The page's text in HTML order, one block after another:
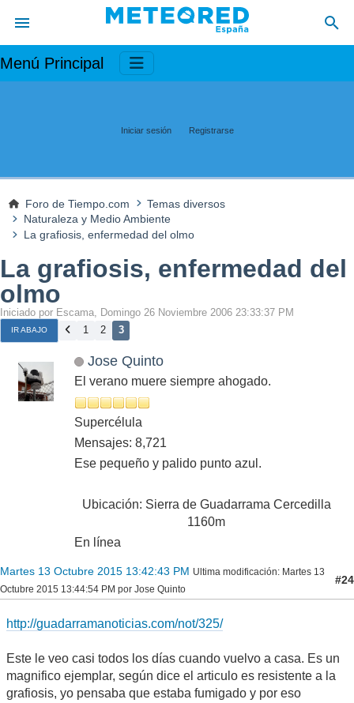
Menú Principal
Iniciar sesión Registrarse
Foro de Tiempo.com
Temas diversos
Naturaleza y Medio Ambiente
La grafiosis, enfermedad del olmo
La grafiosis, enfermedad del
olmo
Iniciado por Escama, Domingo 26 Noviembre 2006 23:33:37 PM
IR ABAJO 1 2 3
Jose Quinto
El verano muere siempre ahogado.
Supercélula
Mensajes: 8,721
Ese pequeño y palido punto azul.
Ubicación: Sierra de Guadarrama Cercedilla
1160m
En línea
Martes 13 Octubre 2015 13:42:43 PM Ultima modificación: Martes 13
Octubre 2015 13:44:54 PM por Jose Quinto
#24
http://guadarramanoticias.com/not/325/
Este le veo casi todos los días cuando vuelvo a casa. Es un
magnifico ejemplar, según dice el articulo es resistente a la
grafiosis, yo pensaba que estaba fumigado y por eso